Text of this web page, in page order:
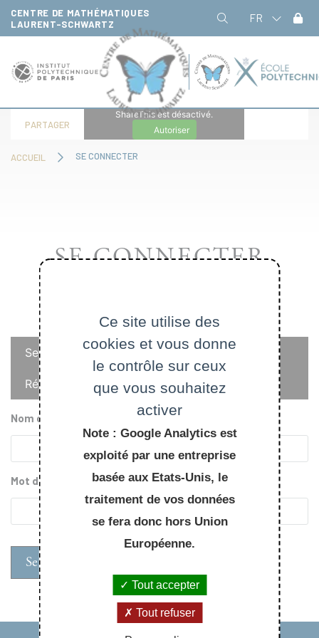
CENTRE DE MATHÉMATIQUES
LAURENT-SCHWARTZ
FR
ACCUEIL SE CONNECTER
PARTAGER
ShareThis est désactivé.
Autoriser
SE CONNECTER
Onglets
principaux
Se connecter
Réinitialiser votre mot de passe
Nom d'utilisateur
Mot de passe
Panneau de gestion des cookies
Ce site utilise des
cookies et vous donne
le contrôle sur ceux
que vous souhaitez
activer
Note : Google Analytics est
exploité par une entreprise
basée aux Etats-Unis, le
traitement de vos données
se fera donc hors Union
Européenne.
Tout accepter
Tout refuser